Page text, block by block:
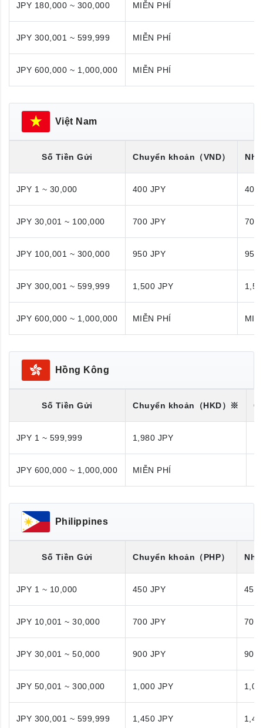
JPY 180,000 ~ 300,000 MIỄN PHÍ
JPY 300,001 ~ 599,999 MIỄN PHÍ
JPY 600,000 ~ 1,000,000 MIỄN PHÍ
Việt Nam
Số Tiền Gửi Chuyển khoản （VND）
JPY 1 ~ 30,000 400 JPY 400
JPY 30,001 ~ 100,000 700 JPY 700
JPY 100,001 ~ 300,000 950 JPY 950
JPY 300,001 ~ 599,999 1,500 JPY
JPY 600,000 ~ 1,000,000 MIỄN PHÍ
Hồng Kông
Số Tiền Gửi Chuyển khoản （HKD）※
JPY 1 ~ 599,999 1,980 JPY
JPY 600,000 ~ 1,000,000 MIỄN PHÍ
Philippines
Số Tiền Gửi Chuyển khoản （PHP）
JPY 1 ~ 10,000 450 JPY 450
JPY 10,001 ~ 30,000 700 JPY 700
JPY 30,001 ~ 50,000 900 JPY 900
JPY 50,001 ~ 300,000 1,000 JPY
JPY 300,001 ~ 599,999 1,450 JPY